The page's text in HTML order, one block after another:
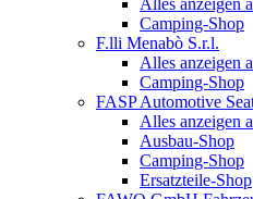
Alles anzeigen
Camping-Shop
F.lli Menabò S.r.l.
Alles anzeigen
Camping-Shop
FASP Automotive
Alles anzeigen
Ausbau-Shop
Camping-Shop
Ersatzteile-Shop